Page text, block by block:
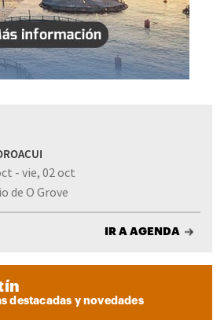
- vie, 02 oct
de O Grove
IR A AGENDA
destacadas y novedades